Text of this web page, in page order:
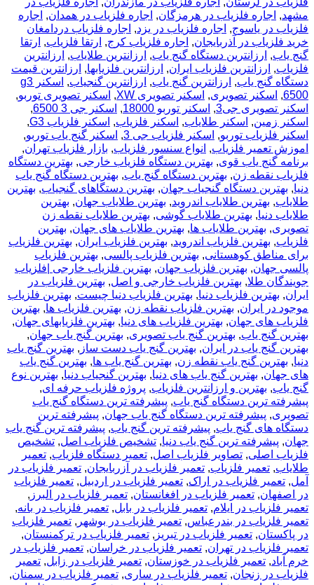
مشهد, اجاره فلزیاب در هرمزگان, اجاره فلزیاب در همدان, اجاره
فلزیاب در یاسوج, اجاره فلزیاب در یزد, اجاره فلزیاب دردامغان
خرید فلزیاب در آذربایجان, اجاره فلزیاب کرج, ارتقا فلزیاب, ارتقا
گنج یاب, ارزانترین دستگاه گنج یاب, ارزانترین طلایاب, ارزانترین
فلزیاب, ارزانترین فلزیاب ایران, ارزانترین فلزیابها, ارزانترین قیمت
دستگاه گنج یاب, ارزانترین گنج یاب, ارزانترین گنجیاب,
اسکنر g3
6500
, اسکنر تصویری, اسکنر تصویری XW , اسکنر تصویری توربو,
اسکنر تصویری جی3
, اسکنر توربو 18000 , اسکنر جی 3 6500
,
اسکنر زمین, اسکنر طلایاب, اسکنر فلزیاب, اسکنر فلزیاب G3
,
اسکنر فلزیاب توربو, اسکنر فلزیاب جی 3 , اسکنر گنج یاب توربو,
اموزش تعمیر فلزیاب, انواع سنسور فلزیاب, بازار فلزیاب تهران,
برنامه گنج یاب قوی, بهترین دستگاه فلزیاب خارجی, بهترین دستگاه
فلزیاب نقطه زن, بهترین دستگاه گنج یاب, بهترین دستگاه گنج یاب
دنیا, بهترین دستگاه گنجیاب جهان, بهترین دستگاهای گنجیاب, بهترین
طلایاب, بهترین طلایاب اندروید, بهترین طلایاب جهان, بهترین
طلایاب دنیا, بهترین طلایاب گوشی, بهترین طلایاب نقطه زن
تصویری, بهترین طلایاب ها, بهترین طلایاب های جهان, بهترین
فلزیاب, بهترین فلزیاب اندروید, بهترین فلزیاب ایران, بهترین فلزیاب
برای مناطق کوهستانی, بهترین فلزیاب پالسی, بهترین فلزیاب
پالسی جهان, بهترین فلزیاب جهان, بهترین فلزیاب خارجی |فلزیاب
جویندگان طلا, بهترین فلزیاب خارجی و اصل, بهترین فلزیاب در
ایران, بهترین فلزیاب دنیا, بهترین فلزیاب دنیا چیست, بهترین فلزیاب
موجود در ایران, بهترین فلزیاب نقطه زن, بهترین فلزیاب ها, بهترین
فلزیاب های جهان, بهترین فلزیاب های دنیا, بهترین فلزیابهای جهان,
بهترین گنج یاب, بهترین گنج یاب تصویری, بهترین گنج یاب جهان,
بهترین گنج یاب در ایران, بهترین گنج یاب دست ساز , بهترین گنج یاب
دنیا, بهترین گنج یاب نقطه زن, بهترین گنج یاب ها, بهترین گنج یاب
های جهان, بهترین گنج یاب های دنیا, بهترین گنجیاب دنیا, بهترین نوع
گنج یاب, بهترین و ارزانترین فلزیاب, پروژه فلزیاب حرفه ای,
پیشرفته ترین دستگاه گنج یاب, پیشرفته ترین دستگاه گنج یاب
تصویری, پیشرفته ترین دستگاه گنج یاب جهان, پیشرفته ترین
دستگاه های گنج یاب, پیشرفته ترین گنج یاب, پیشرفته ترین گنج یاب
جهان, پیشرفته ترین گنج یاب دنیا, تشخیص فلزیاب اصل, تشخیص
فلزیاب اصلی, تصاویر فلزیاب اصل, تعمیر دستگاه فلزیاب, تعمیر
طلایاب, تعمیر فلزیاب, تعمیر فلزیاب در آزربایجان, تعمیر فلزیاب در
آمل, تعمیر فلزیاب در اراک, تعمیر فلزیاب در اردبیل, تعمیر فلزیاب
در اصفهان, تعمیر فلزیاب در افغانستان, تعمیر فلزیاب در البرز ,
تعمیر فلزیاب در ایلام, تعمیر فلزیاب در بابل, تعمیر فلزیاب در بانه,
تعمیر فلزیاب در بندرعباس, تعمیر فلزیاب در بوشهر , تعمیر فلزیاب
در پاکستان, تعمیر فلزیاب در تبریز , تعمیر فلزیاب در ترکمنستان,
تعمیر فلزیاب در تهران, تعمیر فلزیاب در خراسان, تعمیر فلزیاب در
خرم آباد, تعمیر فلزیاب در خوزستان, تعمیر فلزیاب در زابل, تعمیر
فلزیاب در زنجان, تعمیر فلزیاب در ساری, تعمیر فلزیاب در سمنان,